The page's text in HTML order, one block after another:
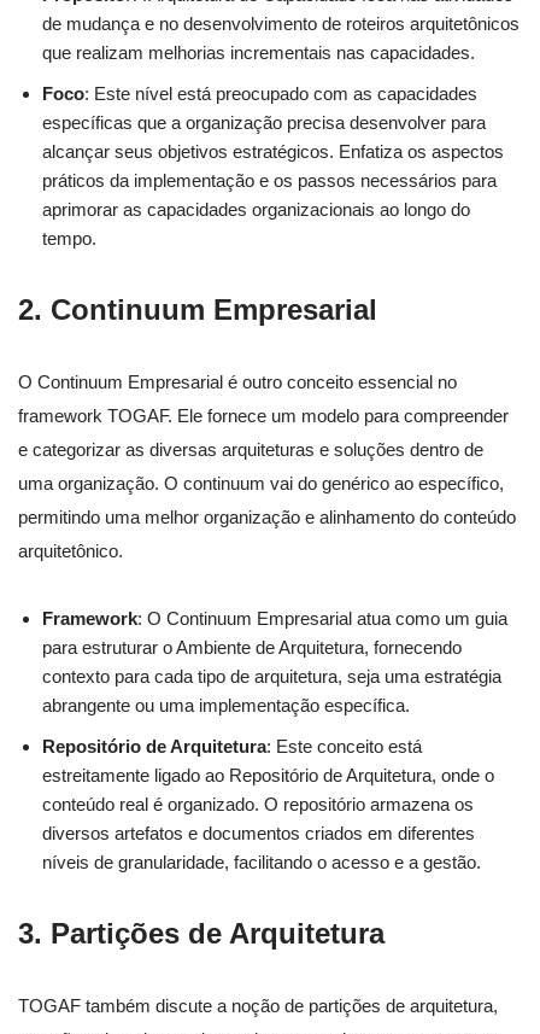
de mudança e no desenvolvimento de roteiros arquitetônicos
que realizam melhorias incrementais nas capacidades.
Foco: Este nível está preocupado com as capacidades
específicas que a organização precisa desenvolver para
alcançar seus objetivos estratégicos. Enfatiza os aspectos
práticos da implementação e os passos necessários para
aprimorar as capacidades organizacionais ao longo do
tempo.
2. Continuum Empresarial
O Continuum Empresarial é outro conceito essencial no
framework TOGAF. Ele fornece um modelo para compreender
e categorizar as diversas arquiteturas e soluções dentro de
uma organização. O continuum vai do genérico ao específico,
permitindo uma melhor organização e alinhamento do conteúdo
arquitetônico.
Framework: O Continuum Empresarial atua como um guia
para estruturar o Ambiente de Arquitetura, fornecendo
contexto para cada tipo de arquitetura, seja uma estratégia
abrangente ou uma implementação específica.
Repositório de Arquitetura: Este conceito está
estreitamente ligado ao Repositório de Arquitetura, onde o
conteúdo real é organizado. O repositório armazena os
diversos artefatos e documentos criados em diferentes
níveis de granularidade, facilitando o acesso e a gestão.
3. Partições de Arquitetura
TOGAF também discute a noção de partições de arquitetura,